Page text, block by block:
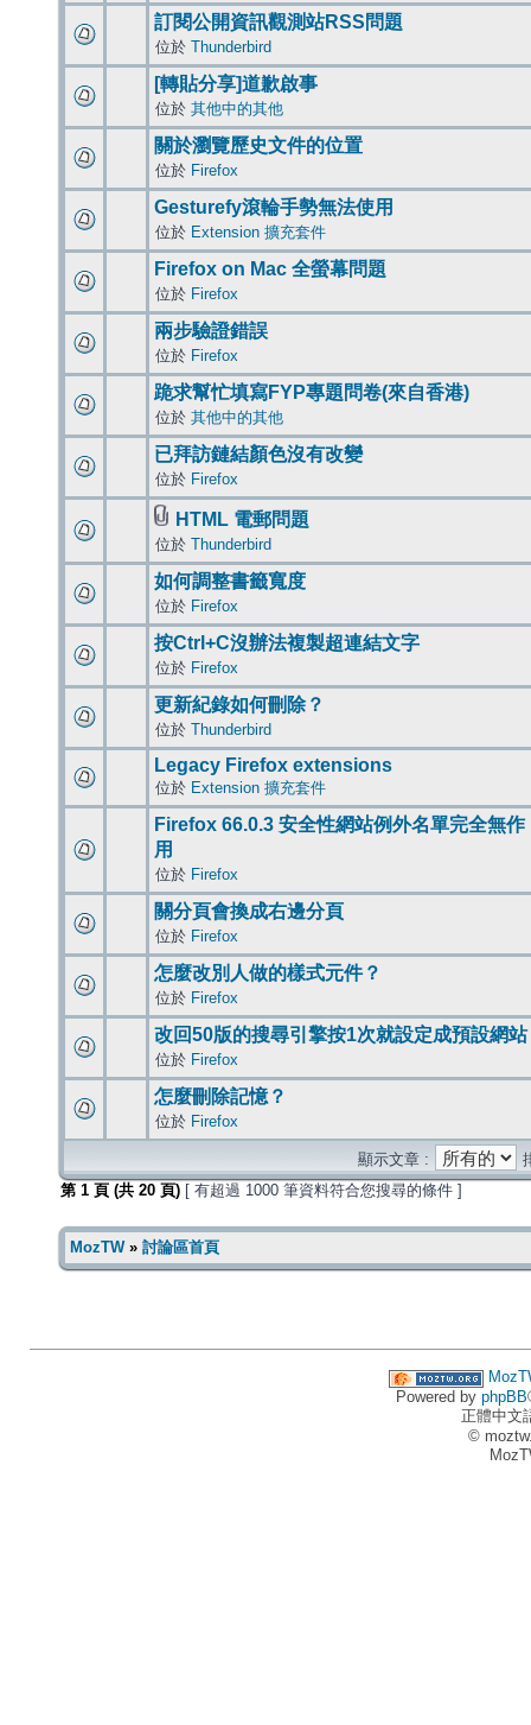
訂閱公開資訊觀測站RSS問題
位於 Thunderbird
[轉貼分享]道歉啟事
位於 其他中的其他
關於瀏覽歷史文件的位置
位於 Firefox
Gesturefy滾輪手勢無法使用
位於 Extension 擴充套件
Firefox on Mac 全螢幕問題
位於 Firefox
兩步驗證錯誤
位於 Firefox
跪求幫忙填寫FYP專題問卷(來自香港)
位於 其他中的其他
已拜訪鏈結顏色沒有改變
位於 Firefox
HTML 電郵問題
位於 Thunderbird
如何調整書籤寬度
位於 Firefox
按Ctrl+C沒辦法複製超連結文字
位於 Firefox
更新紀錄如何刪除？
位於 Thunderbird
Legacy Firefox extensions
位於 Extension 擴充套件
Firefox 66.0.3 安全性網站例外名單完全無作
用
位於 Firefox
關分頁會換成右邊分頁
位於 Firefox
怎麼改別人做的樣式元件？
位於 Firefox
改回50版的搜尋引擎按1次就設定成預設網站
位於 Firefox
怎麼刪除記憶？
位於 Firefox
顯示文章 :
第 1 頁 (共 20 頁) [ 有超過 1000 筆資料符合您搜尋的條件 ]
MozTW» 討論區首頁
Powered by phpBB
正體中文
©